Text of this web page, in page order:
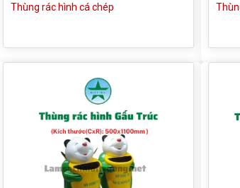
Thùng rác hình cá chép